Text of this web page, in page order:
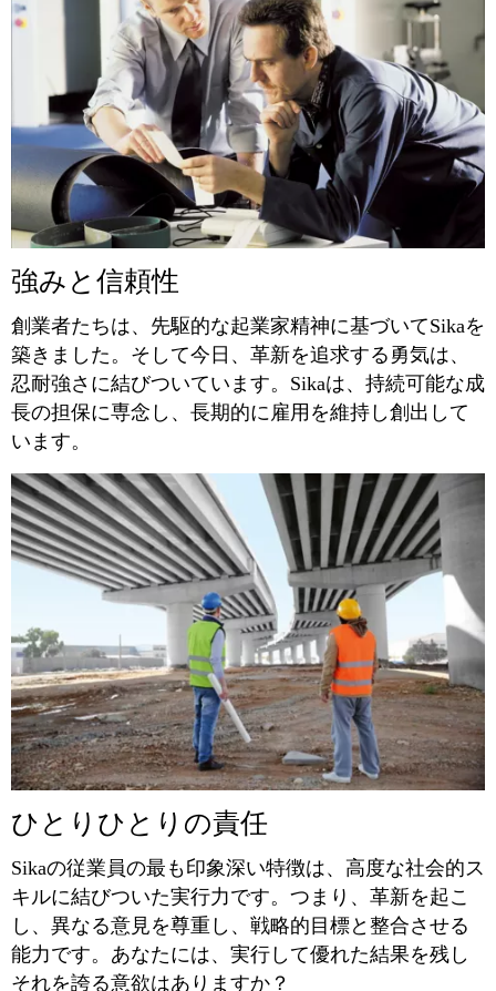
強みと信頼性
創業者たちは、先駆的な起業家精神に基づいてSikaを
築きました。そして今日、革新を追求する勇気は、
忍耐強さに結びついています。Sikaは、持続可能な成
長の担保に専念し、長期的に雇用を維持し創出して
います。
ひとりひとりの責任
Sikaの従業員の最も印象深い特徴は、高度な社会的ス
キルに結びついた実行力です。つまり、革新を起こ
し、異なる意見を尊重し、戦略的目標と整合させる
能力です。あなたには、実行して優れた結果を残し
それを誇る意欲はありますか？